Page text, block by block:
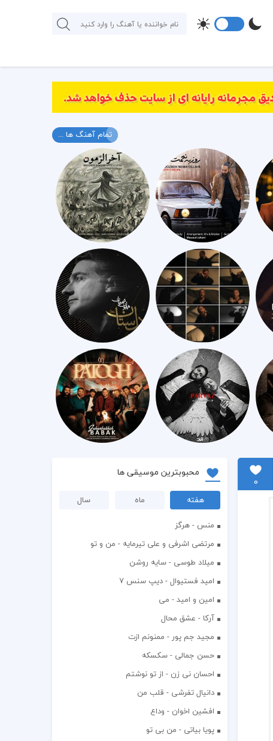
تمام آهنگ ها ...
0
محبوبترین موسیقی ها
هفته ماه
سال
منس - هرگز
مرتضی اشرفی و علی تیرمایه - من و تو
میلاد طوسی - سایه روشن
اميد فستيوال - ديپ سنس ۷
امین و امید - می
آرکا - عشق محال
مجید جم پور - ممنونم ازت
حسن جمالی - سکسکه
احسان نی زن - از تو نوشتم
دانیال تفرشی - قلب من
افشين اخوان - وداع
پویا بیاتی - من بی تو